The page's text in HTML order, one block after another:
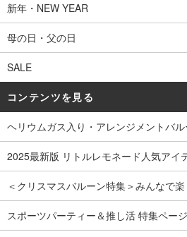
新年・NEW YEAR
母の日・父の日
SALE
コンテンツを見る
ヘリウムガス入り・アレンジメントバ
2025最新版 リトルレモネード人気アイ
＜クリスマスバルーン特集＞みんなで
スポーツパーティー＆推し活 特集ペー